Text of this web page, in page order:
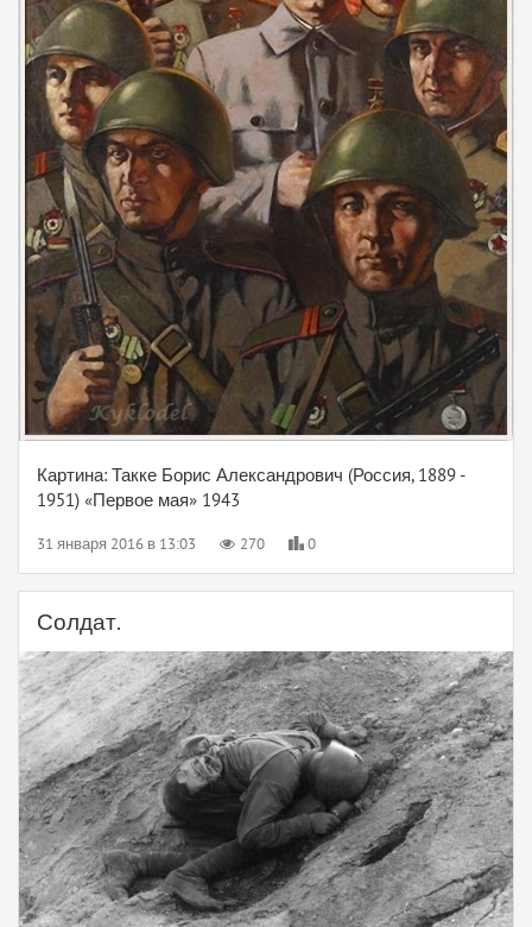
Картина: Такке Борис Александрович (Россия, 1889 -
1951) «Первое мая» 1943
31 января 2016 в 13:03 270 0
Солдат.